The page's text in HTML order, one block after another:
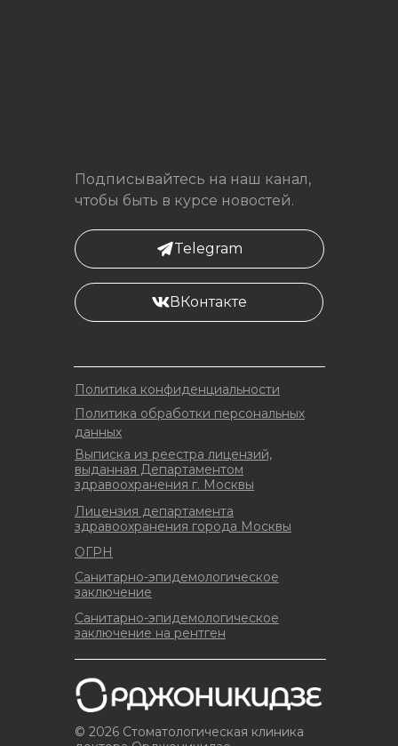
ОГРН
Санитарно-эпидемологическое
заключение
Санитарно-эпидемологическое
заключение на рентген
Выписка из реестра лицензий,
выданная Департаментом
здравоохранения г. Москвы
Лицензия департамента
здравоохранения города Москвы
Политика конфиденциальности
Политика обработки персональных
данных
© 2026 Стоматологическая клиника
Подписывайтесь на наш канал,
чтобы быть в курсе новостей.
ВКонтакте
Telegram